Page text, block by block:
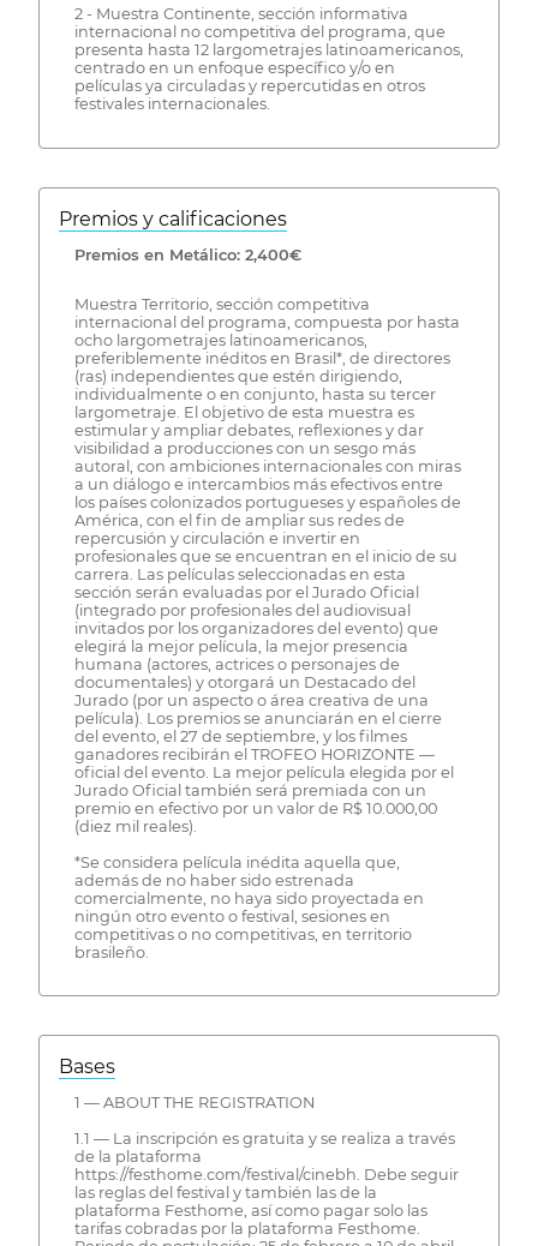
2 - Muestra Continente, sección informativa
internacional no competitiva del programa, que
presenta hasta 12 largometrajes latinoamericanos,
centrado en un enfoque específico y/o en
películas ya circuladas y repercutidas en otros
festivales internacionales.
Premios y calificaciones
Premios en Metálico: 2,400€
Muestra Territorio, sección competitiva
internacional del programa, compuesta por hasta
ocho largometrajes latinoamericanos,
preferiblemente inéditos en Brasil*, de directores
(ras) independientes que estén dirigiendo,
individualmente o en conjunto, hasta su tercer
largometraje. El objetivo de esta muestra es
estimular y ampliar debates, reflexiones y dar
visibilidad a producciones con un sesgo más
autoral, con ambiciones internacionales con miras
a un diálogo e intercambios más efectivos entre
los países colonizados portugueses y españoles de
América, con el fin de ampliar sus redes de
repercusión y circulación e invertir en
profesionales que se encuentran en el inicio de su
carrera. Las películas seleccionadas en esta
sección serán evaluadas por el Jurado Oficial
(integrado por profesionales del audiovisual
invitados por los organizadores del evento) que
elegirá la mejor película, la mejor presencia
humana (actores, actrices o personajes de
documentales) y otorgará un Destacado del
Jurado (por un aspecto o área creativa de una
película). Los premios se anunciarán en el cierre
del evento, el 27 de septiembre, y los filmes
ganadores recibirán el TROFEO HORIZONTE —
oficial del evento. La mejor película elegida por el
Jurado Oficial también será premiada con un
premio en efectivo por un valor de R$ 10.000,00
(diez mil reales).
*Se considera película inédita aquella que,
además de no haber sido estrenada
comercialmente, no haya sido proyectada en
ningún otro evento o festival, sesiones en
competitivas o no competitivas, en territorio
brasileño.
Bases
1 — ABOUT THE REGISTRATION
1.1 — La inscripción es gratuita y se realiza a través
de la plataforma
https://festhome.com/festival/cinebh. Debe seguir
las reglas del festival y también las de la
plataforma Festhome, así como pagar solo las
tarifas cobradas por la plataforma Festhome.